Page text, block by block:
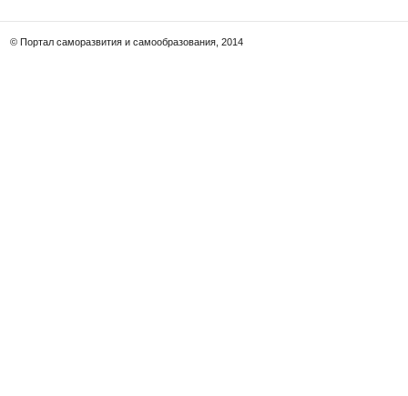
© Портал саморазвития и самообразования, 2014